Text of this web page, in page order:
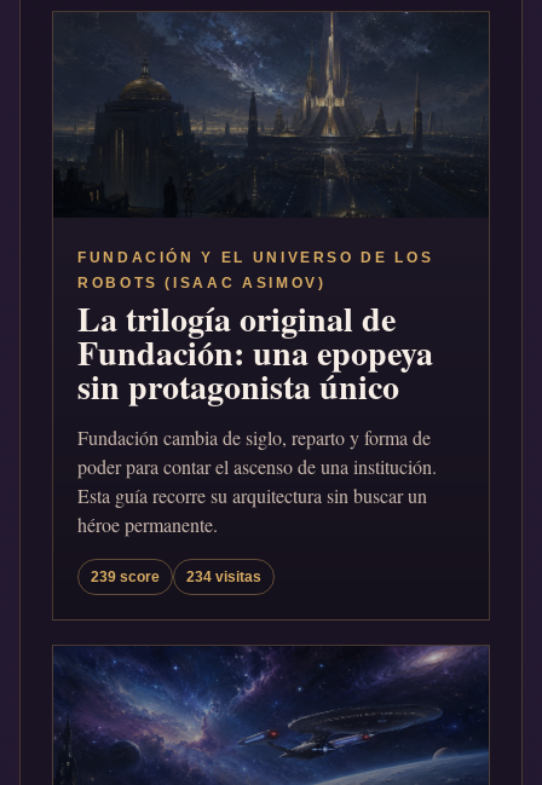
FUNDACIÓN Y EL UNIVERSO DE LOS
ROBOTS (ISAAC ASIMOV)
La trilogía original de
Fundación: una epopeya
sin protagonista único
Fundación cambia de siglo, reparto y forma de
poder para contar el ascenso de una institución.
Esta guía recorre su arquitectura sin buscar un
héroe permanente.
239 score 234 visitas